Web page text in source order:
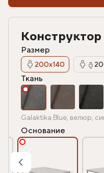
Конструктор
Размер
200х140
Ткань
Galaktika Blue, велюр,
Основание